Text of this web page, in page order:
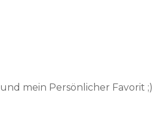
und mein Persönlicher Favorit ;)